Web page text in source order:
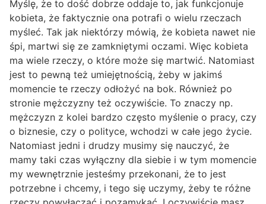
Myślę, że to dość dobrze oddaje to, jak funkcjonuje
kobieta, że faktycznie ona potrafi o wielu rzeczach
myśleć. Tak jak niektórzy mówią, że kobieta nawet nie
śpi, martwi się ze zamkniętymi oczami. Więc kobieta
ma wiele rzeczy, o które może się martwić. Natomiast
jest to pewną też umiejętnością, żeby w jakimś
momencie te rzeczy odłożyć na bok. Również po
stronie mężczyzny też oczywiście. To znaczy np.
mężczyzn z kolei bardzo często myślenie o pracy, czy
o biznesie, czy o polityce, wchodzi w całe jego życie.
Natomiast jedni i drudzy musimy się nauczyć, że
mamy taki czas wyłączny dla siebie i w tym momencie
my wewnętrznie jesteśmy przekonani, że to jest
potrzebne i chcemy, i tego się uczymy, żeby te różne